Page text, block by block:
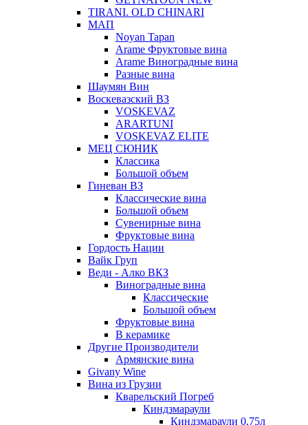
TIRANI. OLD CHINARI
МАП
Noyan Tapan
Arame Фруктовые вина
Arame Виноградные вина
Разные вина
Шаумян Вин
Воскевазский ВЗ
VOSKEVAZ
ARARTUNI
VOSKEVAZ ELITE
МЕЦ СЮНИК
Классика
Большой объем
Гиневан ВЗ
Классические вина
Большой объем
Сувенирные вина
Фруктовые вина
Гордость Нации
Вайк Груп
Веди - Алко ВКЗ
Виноградные вина
Классические
Большой объем
Фруктовые вина
В керамике
Другие Производители
Армянские вина
Givany Wine
Вина из Грузии
Кварельский Погреб
Киндзмараули
Киндзмараули 0,75л